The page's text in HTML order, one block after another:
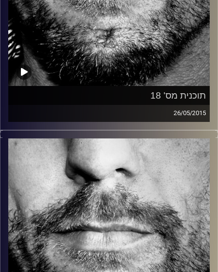
תוכנית מס' 18
26/05/2015
זיפים, מוזיקה מחוספסת של הופעות חיות. הרבה ג'אם, רוק,
בלוז, bluegrass, ג'אז, Fאנק, פרוגרסיב ואפילו אלקטרוניקה.
כל מה שחי, אמיתי ונושם.
עם שמוליק רגב.
קרדיט תמונות: David Goehring